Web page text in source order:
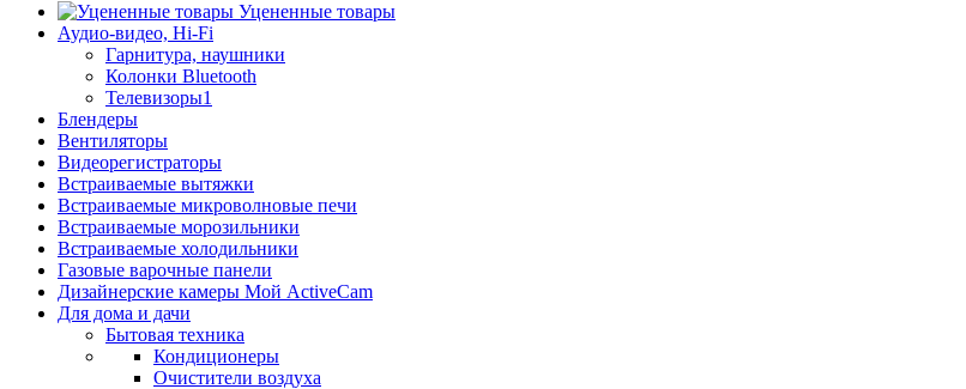
Уцененные товары
Аудио-видео, Hi-Fi
Гарнитура, наушники
Колонки Bluetooth
Телевизоры1
Блендеры
Вентиляторы
Видеорегистраторы
Встраиваемые вытяжки
Встраиваемые микроволновые печи
Встраиваемые морозильники
Встраиваемые холодильники
Газовые варочные панели
Дизайнерские камеры Мой ActiveCam
Для дома и дачи
Бытовая техника
Кондиционеры
Очистители воздуха